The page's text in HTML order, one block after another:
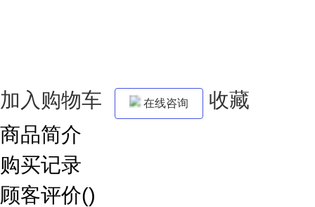
加入购物车 在线咨询
收藏
商品简介
购买记录
顾客评价()